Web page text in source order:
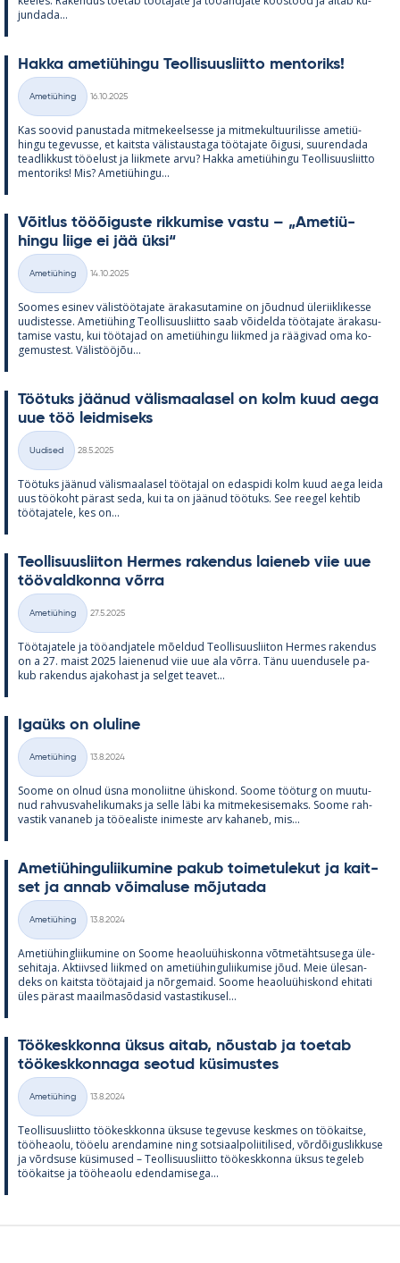
jun­dada...
Hakka ame­tiü­hingu Teol­li­suus­liitto men­to­riks!
Kategooriad
Ametiühing
16.10.2025
Kas soo­vid pa­nus­tada mit­me­keel­sesse ja mit­me­kul­tuu­ri­lisse ame­tiü­
hingu te­ge­vusse, et kaitsta vä­lis­taus­taga töö­ta­jate õi­gusi, suu­ren­dada
tead­lik­kust töö­elust ja liik­mete arvu? Hakka ame­tiü­hingu Teol­li­suus­liitto
men­to­riks! Mis? Ame­tiü­hingu...
Võit­lus tööõi­guste rik­ku­mise vastu – „Ame­tiü­
hingu liige ei jää üksi“
Kategooriad
Ametiühing
14.10.2025
Soo­mes esi­nev vä­lis­töö­ta­jate ära­ka­su­ta­mine on jõud­nud üle­riikli­kesse
uu­dis­tesse. Ame­tiü­hing Teol­li­suus­liitto saab või­delda töö­ta­jate ära­ka­su­
ta­mise vastu, kui töö­ta­jad on ame­tiü­hingu liik­med ja rää­gi­vad oma ko­
ge­mus­test. Vä­lis­tööjõu...
Töö­tuks jää­nud vä­lis­maa­la­sel on kolm kuud aega
uue töö leid­mi­seks
Kategooriad
Uudised
28.5.2025
Töö­tuks jää­nud vä­lis­maa­la­sel töö­ta­jal on edas­pidi kolm kuud aega leida
uus töö­koht pä­rast seda, kui ta on jää­nud töö­tuks. See ree­gel keh­tib
töö­ta­ja­tele, kes on...
Teol­li­suus­lii­ton Her­mes ra­ken­dus lai­e­neb viie uue
töö­vald­konna võrra
Kategooriad
Ametiühing
27.5.2025
Töö­ta­ja­tele ja töö­and­ja­tele mõel­dud Teol­li­suus­lii­ton Her­mes ra­ken­dus
on a 27. maist 2025 lai­e­ne­nud viie uue ala võrra. Tänu uu­en­dusele pa­
kub ra­ken­dus aja­ko­hast ja sel­get tea­vet...
Igaüks on olu­line
Kategooriad
Ametiühing
13.8.2024
Soome on ol­nud üsna mo­no­liitne ühis­kond. Soome töö­turg on muu­tu­
nud rah­vus­va­he­li­ku­maks ja selle läbi ka mit­me­ke­si­se­maks. Soome rah­
vas­tik va­na­neb ja töö­ea­liste ini­meste arv ka­ha­neb, mis...
Ame­tiü­hin­gu­lii­ku­mine pa­kub toi­me­tu­le­kut ja kait­
set ja an­nab või­ma­luse mõ­ju­tada
Kategooriad
Ametiühing
13.8.2024
Ame­tiü­hinglii­ku­mine on Soome heao­luü­his­konna võt­me­täht­susega üle­
se­hi­taja. Ak­tiiv­sed liik­med on ame­tiü­hin­gu­lii­ku­mise jõud. Meie üle­san­
deks on kaitsta töö­ta­jaid ja nõr­ge­maid. Soome heao­luü­his­kond ehi­tati
üles pä­rast maa­il­masõ­da­sid vas­tas­ti­kusel...
Töö­kesk­konna ük­sus ai­tab, nõus­tab ja toe­tab
töö­kesk­kon­naga seo­tud kü­si­mus­tes
Kategooriad
Ametiühing
13.8.2024
Teol­li­suus­liitto töö­kesk­konna ük­suse te­ge­vuse kesk­mes on töö­kaitse,
töö­heaolu, töö­elu aren­da­mine ning sot­si­aal­po­lii­ti­li­sed, võrdõi­gus­lik­kuse
ja võrd­suse kü­si­mused – Teol­li­suus­liitto töö­kesk­konna ük­sus te­ge­leb
töö­kaitse ja töö­heaolu eden­da­mi­sega...